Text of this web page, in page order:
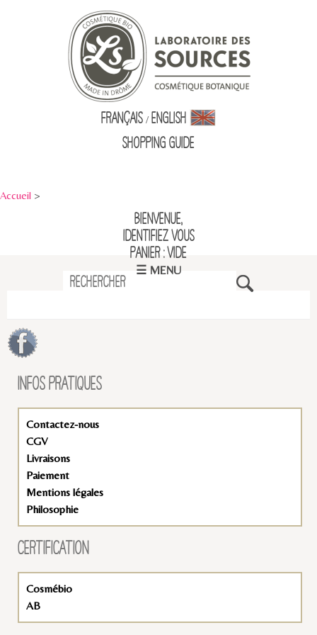
Français / English
Shopping Guide
Accueil >
Bienvenue,
identifiez vous
Panier : vide
☰ MENU
INFOS PRATIQUES
Contactez-nous
CGV
Livraisons
Paiement
Mentions légales
Philosophie
CERTIFICATION
Cosmébio
AB